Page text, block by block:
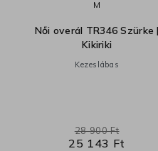
M
Női overál TR346 Szürke |
Kikiriki
Kezeslábas
25 143 Ft
28 900 Ft